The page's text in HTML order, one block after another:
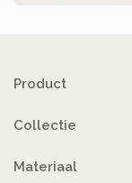
Product
Collectie
Materiaal